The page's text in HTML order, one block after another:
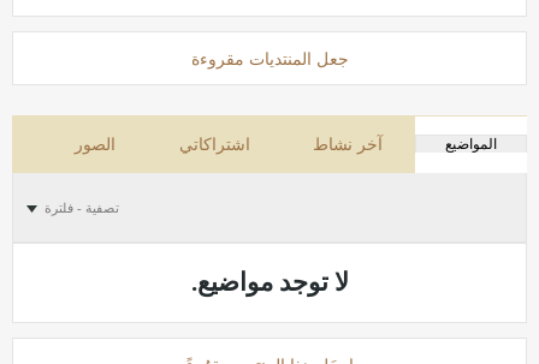
جعل المنتديات مقروءة
المواضيع آخر نشاط اشتراكاتي الصور
تصفية - فلترة
لا توجد مواضيع.